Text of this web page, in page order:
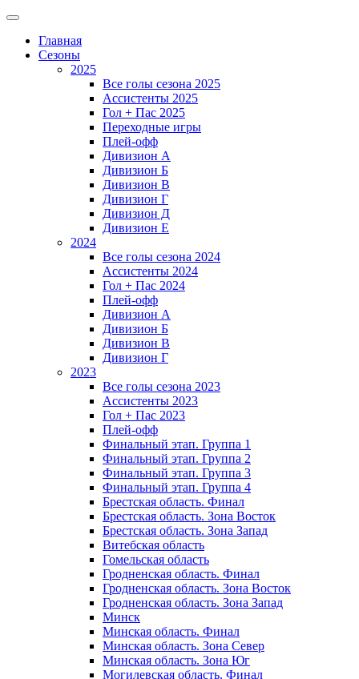
Главная
Сезоны
2025
Все голы сезона 2025
Ассистенты 2025
Гол + Пас 2025
Переходные игры
Плей-офф
Дивизион A
Дивизион Б
Дивизион В
Дивизион Г
Дивизион Д
Дивизион Е
2024
Все голы сезона 2024
Ассистенты 2024
Гол + Пас 2024
Плей-офф
Дивизион A
Дивизион Б
Дивизион В
Дивизион Г
2023
Все голы сезона 2023
Ассистенты 2023
Гол + Пас 2023
Плей-офф
Финальный этап. Группа 1
Финальный этап. Группа 2
Финальный этап. Группа 3
Финальный этап. Группа 4
Брестская область. Финал
Брестская область. Зона Восток
Брестская область. Зона Запад
Витебская область
Гомельская область
Гродненская область. Финал
Гродненская область. Зона Восток
Гродненская область. Зона Запад
Минск
Минская область. Финал
Минская область. Зона Север
Минская область. Зона Юг
Могилевская область. Финал